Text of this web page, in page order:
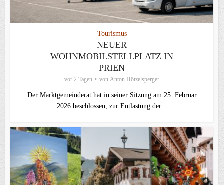
Tourismus
NEUER
WOHNMOBILSTELLPLATZ IN
PRIEN
vor 2 Tagen von Anton Hötzelsperger
Der Marktgemeinderat hat in seiner Sitzung am 25. Februar
2026 beschlossen, zur Entlastung der...